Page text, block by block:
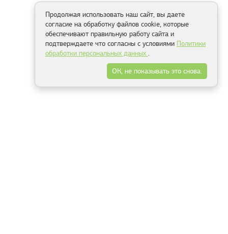
Продолжая использовать наш сайт, вы даете
согласие на обработку файлов cookie, которые
обеспечивают правильную работу сайта и
подтверждаете что согласны с условиями Политики
обработки персональных данных .
ОК, не показывать это снова.